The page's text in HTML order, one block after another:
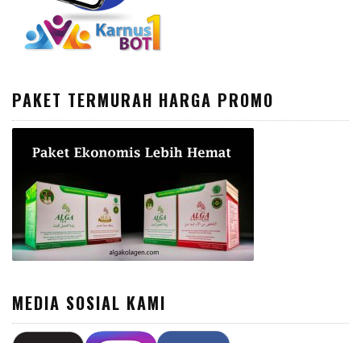
PAKET TERMURAH HARGA PROMO
MEDIA SOSIAL KAMI